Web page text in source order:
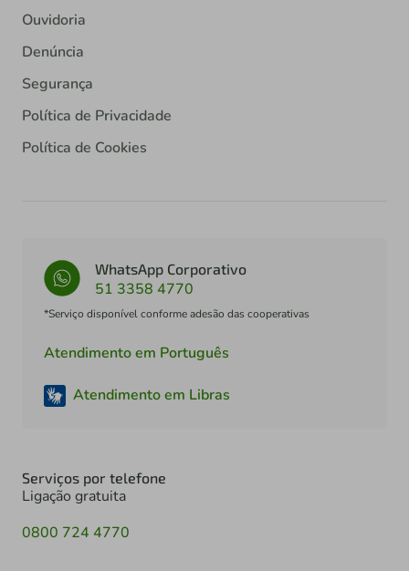
Ouvidoria
Denúncia
Segurança
Política de Privacidade
Política de Cookies
WhatsApp Corporativo
51 3358 4770
*Serviço disponível conforme adesão das cooperativas
Atendimento em Português
Atendimento em Libras
Serviços por telefone
Ligação gratuita
0800 724 4770